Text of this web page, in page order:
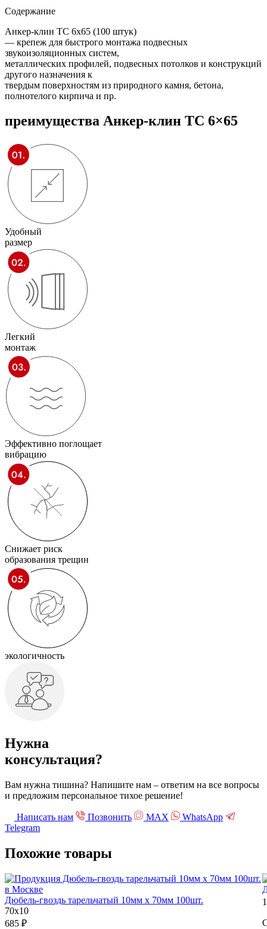
Содержание
Анкер-клин ТС 6х65 (100 штук)
— крепеж для быстрого монтажа подвесных
звукоизоляционных систем,
металлических профилей, подвесных потолков и конструкций
другого назначения к
твердым поверхностям из природного камня, бетона,
полнотелого кирпича и пр.
преимущества Анкер-клин ТС 6×65
Удобный
размер
Легкий
монтаж
Эффективно поглощает
вибрацию
Снижает риск
образования трещин
экологичность
Нужна
консультация?
Вам нужна тишина? Напишите нам – ответим на все вопросы
и предложим персональное тихое решение!
Написать нам Позвонить МАХ
WhatsApp
Telegram
Похожие товары
Дюбель-гвоздь тарельчатый 10мм х 70мм 100шт.
70х10
685 ₽